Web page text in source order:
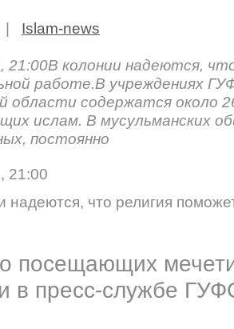
| Islam-news
21:00В колонии надеются,
работе.В учреждениях
области содержатся около
ислам. В мусульманских
постоянно
21:00
надеются, что религия
посещающих
в пресс-службе